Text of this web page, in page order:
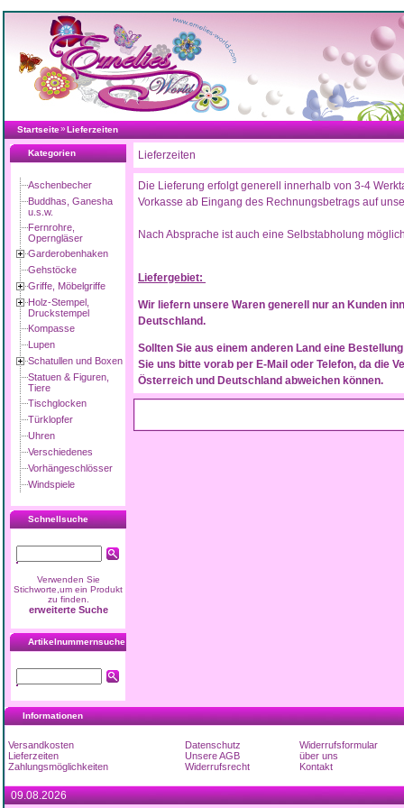
Startseite»Lieferzeiten
Kategorien
Aschenbecher
Buddhas, Ganesha
u.s.w.
Fernrohre,
Operngläser
Garderobenhaken
Gehstöcke
Griffe, Möbelgriffe
Holz-Stempel,
Druckstempel
Kompasse
Lupen
Schatullen und Boxen
Statuen & Figuren,
Tiere
Tischglocken
Türklopfer
Uhren
Verschiedenes
Vorhängeschlösser
Windspiele
Schnellsuche
Verwenden Sie
Stichworte,um ein Produkt
zu finden.
erweiterte Suche
Artikelnummernsuche
Lieferzeiten
Die Lieferung erfolgt generell innerhalb von 3-4
Vorkasse ab Eingang des Rechnungsbetrags auf
Nach Absprache ist auch eine Selbstabholung
Liefergebiet:
Wir liefern unsere Waren generell nur an Kunden
Deutschland.
Sollten Sie aus einem anderen Land eine
Sie uns bitte vorab per E-Mail oder Telefon, da die
Österreich und Deutschland abweichen können.
Informationen
Versandkosten
Lieferzeiten
Zahlungsmöglichkeiten
Datenschutz
Unsere AGB
Widerrufsrecht
Widerrufsformular
über uns
Kontakt
09.08.2026